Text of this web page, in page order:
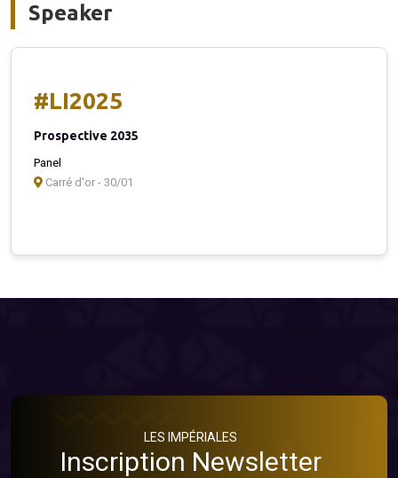
Speaker
#LI2025
Prospective 2035
Panel
Carré d'or - 30/01
LES IMPÉRIALES
Inscription Newsletter